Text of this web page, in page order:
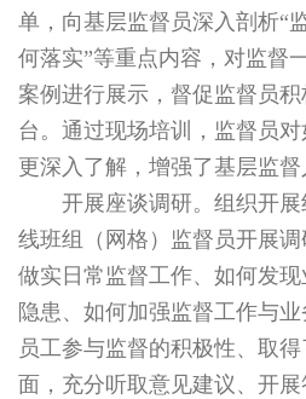
单，向基层监督员深入剖析“
何落实”等重点内容，对监督
案例进行展示，督促监督员
台。通过现场培训，监督员
更深入了解，增强了基层监督
开展座谈调研。组织开
线班组（网格）监督员开展
做实日常监督工作、如何发
隐患、如何加强监督工作与
员工参与监督的积极性、取
面，充分听取意见建议、开展